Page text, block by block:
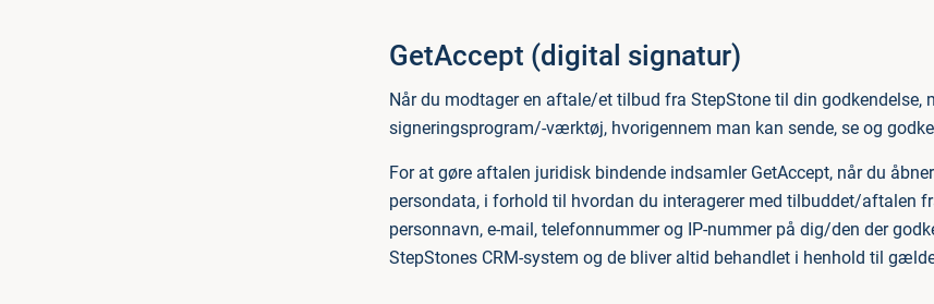
GetAccept (digital signatur)
Når du modtager en aftale/et tilbud fra StepStone til din godkendelse,
signeringsprogram/-værktøj, hvorigennem man kan sende, se og
For at gøre aftalen juridisk bindende indsamler GetAccept, når du
persondata, i forhold til hvordan du interagerer med tilbuddet/aftalen
personnavn, e-mail, telefonnummer og IP-nummer på dig/den der
StepStones CRM-system og de bliver altid behandlet i henhold til